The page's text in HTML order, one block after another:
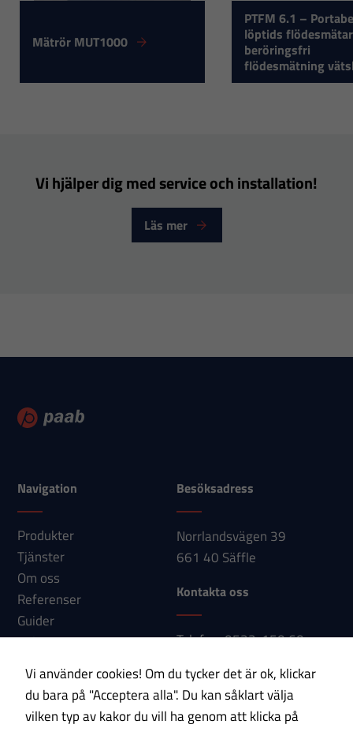
Mätrör MUT1000
PTFM 6.1 –
löptids
beröringsfri
flödesmätning
Vi hjälper dig med service och installation!
Läs mer
Navigation
Produkter
Tjänster
Om oss
Referenser
Guider
Nyheter
Kontakt
Besöksadress
Norrlandsvägen 39
661 40 Säffle
Kontakta oss
Telefon: 0533-150 60
info@paab.com
Vi använder cookies! Om du tycker det är ok, klickar
du bara på "Acceptera alla". Du kan såklart välja
vilken typ av kakor du vill ha genom att klicka på
cookies går
inte att välja
behövs för
Statistik
För att vi ska
uppbyggnad,
Upplevelse
hemsida ska
prestera så
möjligt under
Om du nekar
cookies
kommer viss
funktionalitet